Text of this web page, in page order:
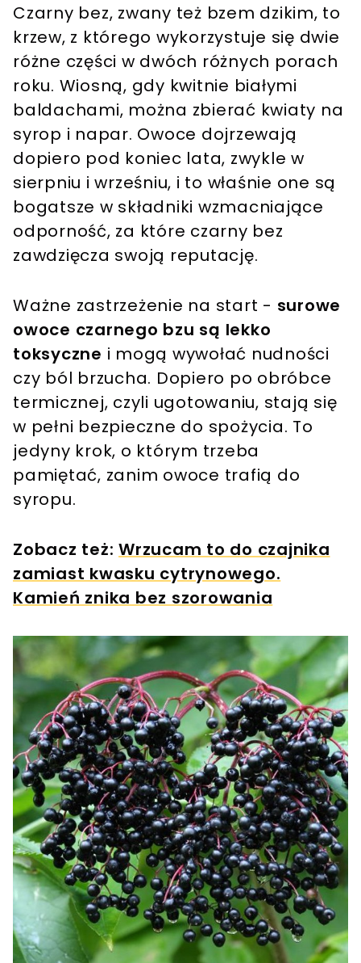
Czarny bez, zwany też bzem dzikim, to
krzew, z którego wykorzystuje się dwie
różne części w dwóch różnych porach
roku. Wiosną, gdy kwitnie białymi
baldachami, można zbierać kwiaty na
syrop i napar. Owoce dojrzewają
dopiero pod koniec lata, zwykle w
sierpniu i wrześniu, i to właśnie one są
bogatsze w składniki wzmacniające
odporność, za które czarny bez
zawdzięcza swoją reputację.
Ważne zastrzeżenie na start - surowe
owoce czarnego bzu są lekko
toksyczne i mogą wywołać nudności
czy ból brzucha. Dopiero po obróbce
termicznej, czyli ugotowaniu, stają się
w pełni bezpieczne do spożycia. To
jedyny krok, o którym trzeba
pamiętać, zanim owoce trafią do
syropu.
Zobacz też: Wrzucam to do czajnika
zamiast kwasku cytrynowego.
Kamień znika bez szorowania